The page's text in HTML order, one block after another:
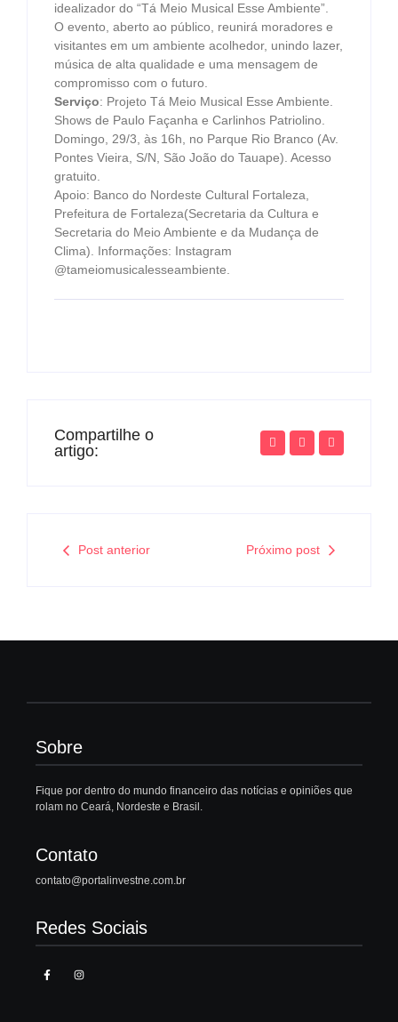
idealizador do “Tá Meio Musical Esse Ambiente”.
O evento, aberto ao público, reunirá moradores e
visitantes em um ambiente acolhedor, unindo lazer,
música de alta qualidade e uma mensagem de
compromisso com o futuro.
Serviço: Projeto Tá Meio Musical Esse Ambiente.
Shows de Paulo Façanha e Carlinhos Patriolino.
Domingo, 29/3, às 16h, no Parque Rio Branco (Av.
Pontes Vieira, S/N, São João do Tauape). Acesso
gratuito.
Apoio: Banco do Nordeste Cultural Fortaleza,
Prefeitura de Fortaleza(Secretaria da Cultura e
Secretaria do Meio Ambiente e da Mudança de
Clima). Informações: Instagram
@tameiomusicalesseambiente.
Compartilhe o
artigo:
Post anterior Próximo post
Sobre
Fique por dentro do mundo financeiro das notícias e opiniões que
rolam no Ceará, Nordeste e Brasil.
Contato
contato@portalinvestne.com.br
Redes Sociais